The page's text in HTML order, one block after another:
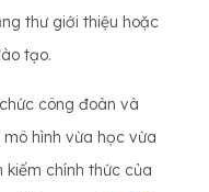
thư giới thiệu hoặc
tạo.
công đoàn và
hình vừa học vừa
chính thức của